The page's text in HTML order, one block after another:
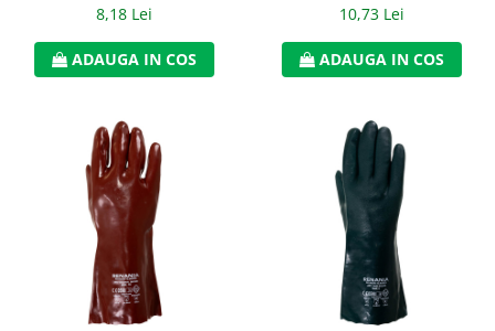
Pelerine de ploaie
Protectie termica
Sorturi de protectie
Lucru la Inaltime
Renania, art.C149 (1440)
8,18 Lei
ADAUGA IN COS
Renania, art.C152 (1442)
10,73 Lei
ADAUGA IN COS